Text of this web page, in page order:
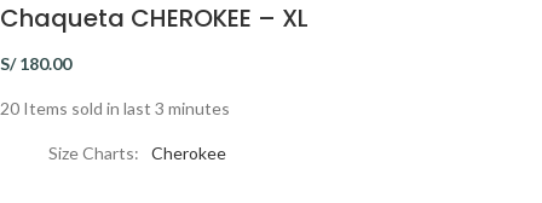
Chaqueta CHEROKEE – XL
S/180.00
20 Items sold in last 3 minutes
Size Charts Cherokee